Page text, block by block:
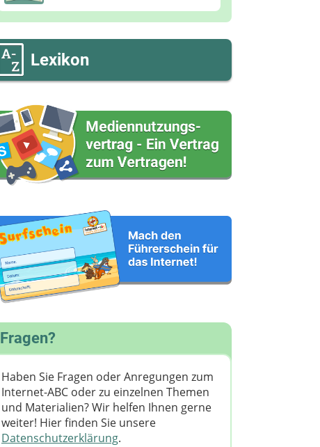
Lexikon
Fragen?
Haben Sie Fragen oder Anregungen zum
Internet-ABC oder zu einzelnen Themen
und Materialien? Wir helfen Ihnen gerne
weiter! ​Hier finden Sie unsere
Datenschutzerklärung.